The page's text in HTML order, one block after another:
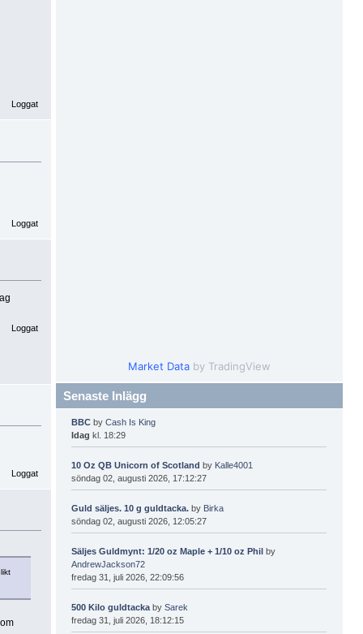
Loggat
Loggat
Loggat
Loggat
Market Data by TradingView
Senaste Inlägg
BBC byCash Is King
Idag kl. 18:29
10 Oz QB Unicorn of Scotland by Kalle4001
söndag 02, augusti 2026, 17:12:27
Guld säljes. 10 g guldtacka. by Birka
söndag 02, augusti 2026, 12:05:27
Säljes Guldmynt: 1/20 oz Maple + 1/10 oz Phil by
AndrewJackson72
fredag 31, juli 2026, 22:09:56
500 Kilo guldtacka bySarek
fredag 31, juli 2026, 18:12:15